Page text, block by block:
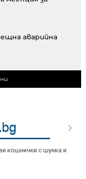
аварийна
кошнички с шунка и